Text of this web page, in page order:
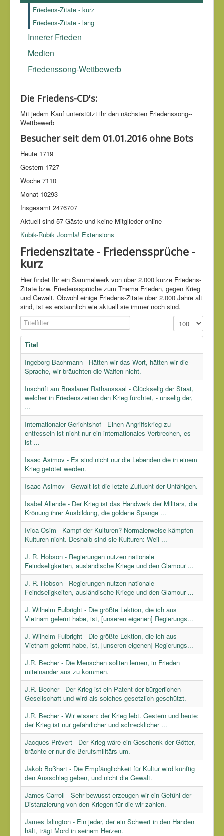
Friedens-Zitate - kurz
Friedens-Zitate - lang
Innerer Frieden
Medien
Friedenssong-Wettbewerb
Die Friedens-CD's:
Mit jedem Kauf unter­stützt ihr den nächsten Friedens­song-­
Wettbe­werb
Besucher seit dem 01.01.2016 ohne Bots
Heute 1719
Gestern 1727
Woche 7110
Monat 10293
Insgesamt 2476707
Aktuell sind 57 Gäste und keine Mitglieder online
Kubik-Rubik Joomla! Extensions
Friedenszitate - Friedenssprüche -
kurz
Hier findet Ihr ein Sammelwerk von über 2.000 kurze Friedens-
Zitate bzw. Friedenssprüche zum Thema Frieden, gegen Krieg
und Gewalt. Obwohl einige Friedens-Zitate über 2.000 Jahre alt
sind, ist es erstaunlich wie aktuell sie immer noch sind.
Titelfilter
Anzeige #
Titel
Ingeborg Bachmann - Hätten wir das Wort, hätten wir die
Sprache, wir bräuchten die Waffen nicht.
Inschrift am Breslauer Rathaussaal - Glückselig der Staat,
welcher in Friedenszeiten den Krieg fürchtet, - unselig der,
...
Internationaler Gerichtshof - Einen Angriffskrieg zu
entfesseln ist nicht nur ein internationales Verbrechen, es
ist ...
Isaac Asimov - Es sind nicht nur die Lebenden die in einem
Krieg getötet werden.
Isaac Asimov - Gewalt ist die letzte Zuflucht der Unfähigen.
Isabel Allende - Der Krieg ist das Handwerk der Militärs, die
Krönung ihrer Ausbildung, die goldene Spange ...
Ivica Osim - Kampf der Kulturen? Normalerweise kämpfen
Kulturen nicht. Deshalb sind sie Kulturen: Weil ...
J. R. Hobson - Regierungen nutzen nationale
Feindseligkeiten, ausländische Kriege und den Glamour ...
J. R. Hobson - Regierungen nutzen nationale
Feindseligkeiten, ausländische Kriege und den Glamour ...
J. Wilhelm Fulbright - Die größte Lektion, die ich aus
Vietnam gelernt habe, ist, [unseren eigenen] Regierungs...
J. Wilhelm Fulbright - Die größte Lektion, die ich aus
Vietnam gelernt habe, ist, [unseren eigenen] Regierungs...
J.R. Becher - Die Menschen sollten lernen, in Frieden
miteinander aus zu kommen.
J.R. Becher - Der Krieg ist ein Patent der bürgerlichen
Gesellschaft und wird als solches gesetzlich geschützt.
J.R. Becher - Wir wissen: der Krieg lebt. Gestern und heute:
der Krieg ist nur gefährlicher und schrecklicher ...
Jacques Prévert - Der Krieg wäre ein Geschenk der Götter,
brächte er nur die Berufsmilitärs um.
Jakob Boßhart - Die Empfänglichkeit für Kultur wird künftig
den Ausschlag geben, und nicht die Gewalt.
James Carroll - Sehr bewusst erzeugen wir ein Gefühl der
Distanzierung von den Kriegen für die wir zahlen.
James Islington - Ein jeder, der ein Schwert in den Händen
hält, trägt Mord in seinem Herzen.